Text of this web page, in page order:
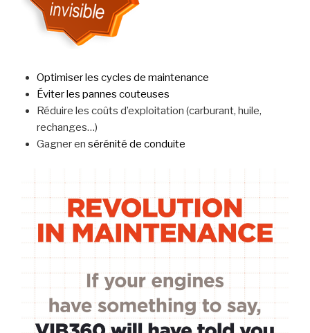
Optimiser les cycles de maintenance
Éviter les pannes couteuses
Réduire les coûts d’exploitation (carburant, huile,
rechanges…)
Gagner en sérénité de conduite